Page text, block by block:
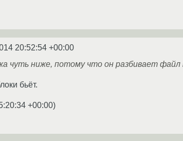
20:52:54 +00:00
чуть ниже, потому что он разбивает
бьёт.
+00:00)